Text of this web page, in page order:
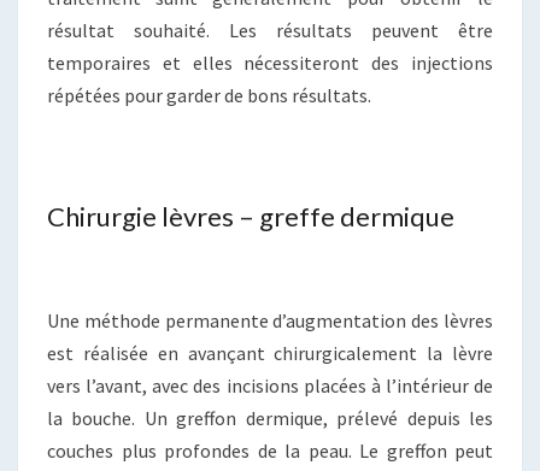
résultat souhaité. Les résultats peuvent être
temporaires et elles nécessiteront des injections
répétées pour garder de bons résultats.
Chirurgie lèvres – greffe dermique
Une méthode permanente d’augmentation des lèvres
est réalisée en avançant chirurgicalement la lèvre
vers l’avant, avec des incisions placées à l’intérieur de
la bouche. Un greffon dermique, prélevé depuis les
couches plus profondes de la peau. Le greffon peut